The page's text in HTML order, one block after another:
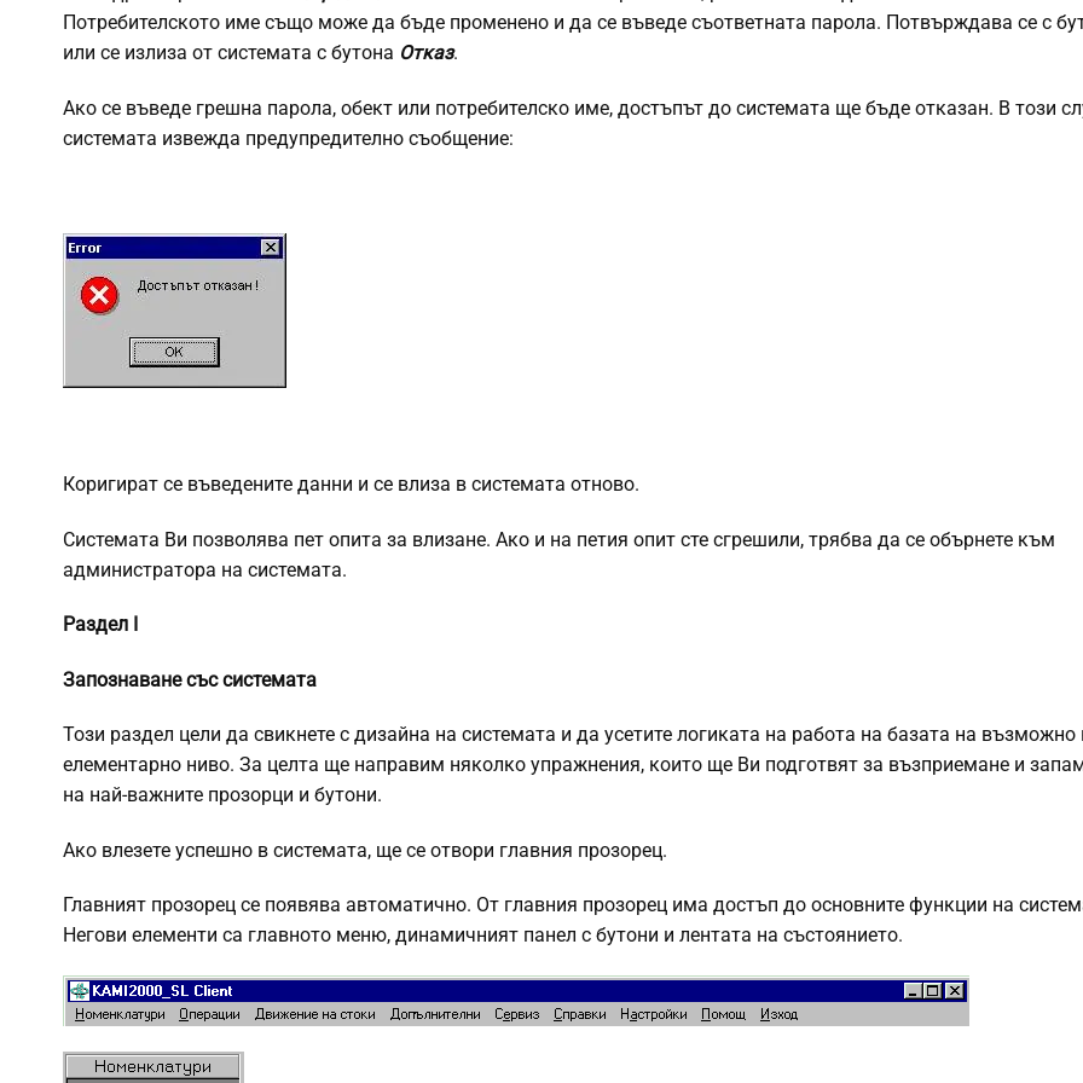
Потребителското име също може да бъде променено и да се въведе съответната парола. Потвърждава се с
или се излиза от системата с бутона Отказ.
Ако се въведе грешна парола, обект или потребителско име, достъпът до системата ще бъде отказан. В този
системата извежда предупредително съобщение:
Коригират се въведените данни и се влиза в системата отново.
Системата Ви позволява пет опита за влизане. Ако и на петия опит сте сгрешили, трябва да се обърнете към
администратора на системата.
Раздел I
Запознаване със системата
Този раздел цели да свикнете с дизайна на системата и да усетите логиката на работа на базата на възможно
елементарно ниво. За целта ще направим няколко упражнения, които ще Ви подготвят за възприемане и
на най-важните прозорци и бутони.
Ако влезете успешно в системата, ще се отвори главния прозорец.
Главният прозорец се появява автоматично. От главния прозорец има достъп до основните функции на
Негови елементи са главното меню, динамичният панел с бутони и лентата на състоянието.